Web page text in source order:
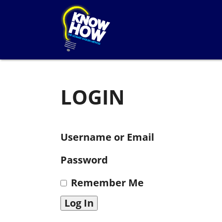
LOGIN
Username or Email
Password
Remember Me